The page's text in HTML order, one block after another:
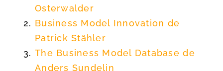
Osterwalder
Business Model Innovation de
Patrick Stähler
The Business Model Database de
Anders Sundelin